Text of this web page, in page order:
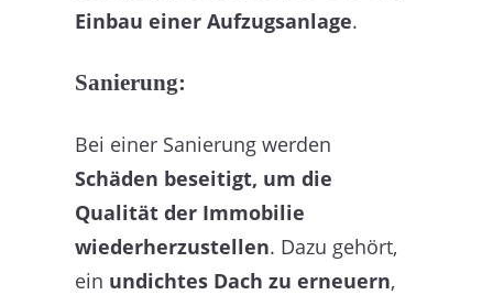
Einbau einer Aufzugsanlage.
Sanierung:
Bei einer Sanierung werden
Schäden beseitigt, um die
Qualität der Immobilie
wiederherzustellen. Dazu gehört,
ein undichtes Dach zu erneuern,